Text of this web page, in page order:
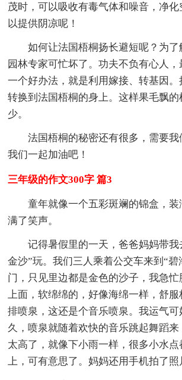
茂时，可以吸收有毒气体和噪音，净
以提供阴凉呢！
如何让法国梧桐扬长避短呢？为了
园林专家可忙坏了。功夫不负有心人，
一个好办法，就是利用嫁接、转基因。
转换到法国梧桐的身上。这样果毛飘
少。
法国梧桐的秘密还有很多，需要
我们一起加油吧！
三年级的作文300字 篇3
童年就像一个五彩斑斓的锦盒，
满了笑声。
记得暑假里的一天，爸爸妈妈带
金沙”玩。我们三人乘着公交车来到“碧
门，只见里边都是金色的沙子，我急
上面，软绵绵的，好像海绵一样，舒
排喷泉，这还是个音乐喷泉。我运气可
久，喷泉就随着欢快的音乐跳起舞蹈
太高了，就像下小雨一样，很多小水点
上，可有意思了。妈妈还用手机拍了照